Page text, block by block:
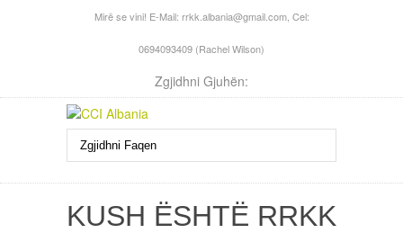
Mirë se vini! E-Mail: rrkk.albania@gmail.com, Cel:
0694093409 (Rachel Wilson)
Zgjidhni Gjuhën:
KUSH ËSHTË RRKK